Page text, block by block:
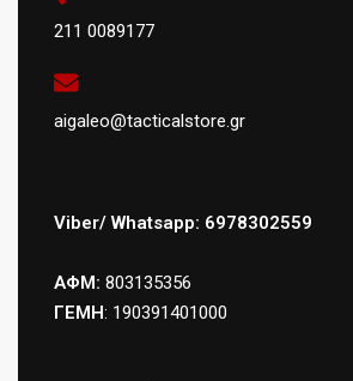
211 0089177
aigaleo@tacticalstore.gr
Viber/ Whatsapp: 6978302559
ΑΦΜ: 803135356
ΓΕΜΗ: 190391401000